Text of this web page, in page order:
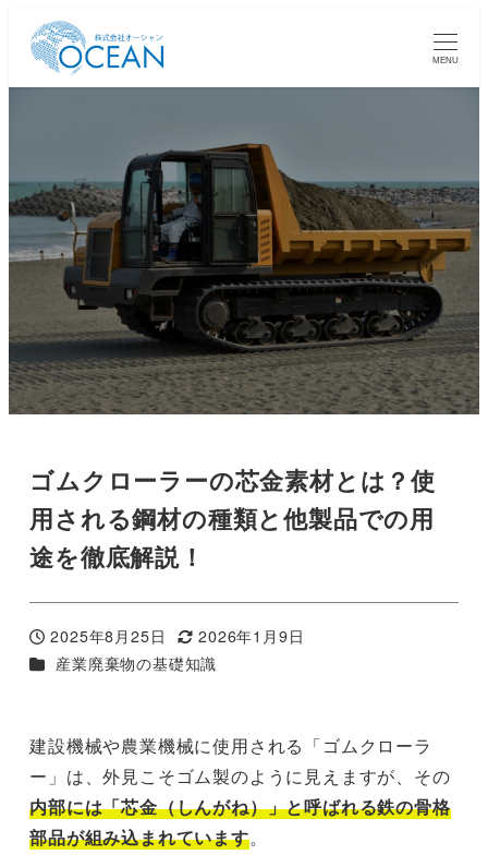
MENU
ゴムクローラーの芯金素材とは？使
用される鋼材の種類と他製品での用
途を徹底解説！
投稿日
2025年8月25日
更新日
2026年1月9日
カテゴリー
産業廃棄物の基礎知識
建設機械や農業機械に使用される「ゴムクローラ
ー」は、外見こそゴム製のように見えますが、その
内部には「芯金（しんがね）」と呼ばれる鉄の骨格
部品が組み込まれています。